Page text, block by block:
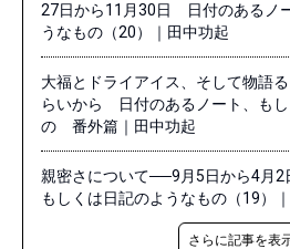
27日から11月30日 日付のあるノ
うなもの（20）｜田中功起
大福とドライアイス、そして物語
らいから 日付のあるノート、も
の 番外篇｜田中功起
親密さについて──9月5日から4月
もしくは日記のようなもの（19）
さらに記事を表